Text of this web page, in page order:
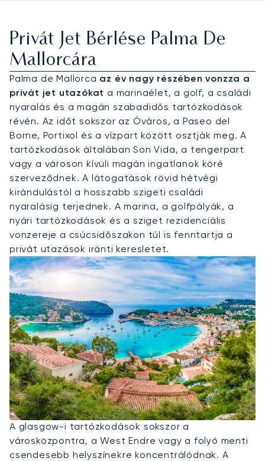
Privát Jet Bérlése Palma De
Mallorcára
Palma de Mallorca az év nagy részében vonzza a
privát jet utazókat a marinaélet, a golf, a családi
nyaralás és a magán szabadidős tartózkodások
révén. Az időt sokszor az Óváros, a Paseo del
Borne, Portixol és a vízpart között osztják meg. A
tartózkodások általában Son Vida, a tengerpart
vagy a városon kívüli magán ingatlanok köré
szerveződnek. A látogatások rövid hétvégi
kirándulástól a hosszabb szigeti családi
nyaralásig terjednek. A marina, a golfpályák, a
nyári tartózkodások és a sziget rezidenciális
vonzereje a csúcsidőszakon túl is fenntartja a
privát utazások iránti keresletet.
Privát Jet Bérlése Glasgow-Ba
A glasgow-i tartózkodások sokszor a
városközpontra, a West Endre vagy a folyó menti
csendesebb helyszínekre koncentrálódnak. A